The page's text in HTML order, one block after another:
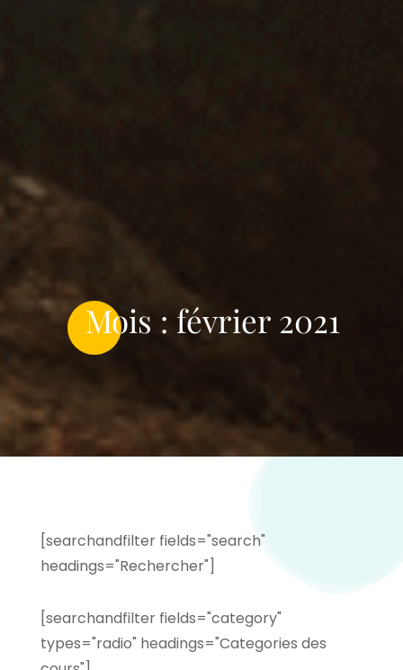
Mois : février 2021
[searchandfilter fields="search"
headings="Rechercher"]
[searchandfilter fields="category"
types="radio" headings="Categories des